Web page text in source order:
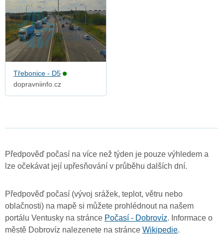
Třebonice - D5
dopravniinfo.cz
Předpověď počasí na více než týden je pouze výhledem a
lze očekávat její upřesňování v průběhu dalších dní.
Předpověď počasí (vývoj srážek, teplot, větru nebo
oblačnosti) na mapě si můžete prohlédnout na našem
portálu Ventusky na stránce Počasí - Dobrovíz. Informace o
městě Dobrovíz nalezenete na stránce Wikipedie.